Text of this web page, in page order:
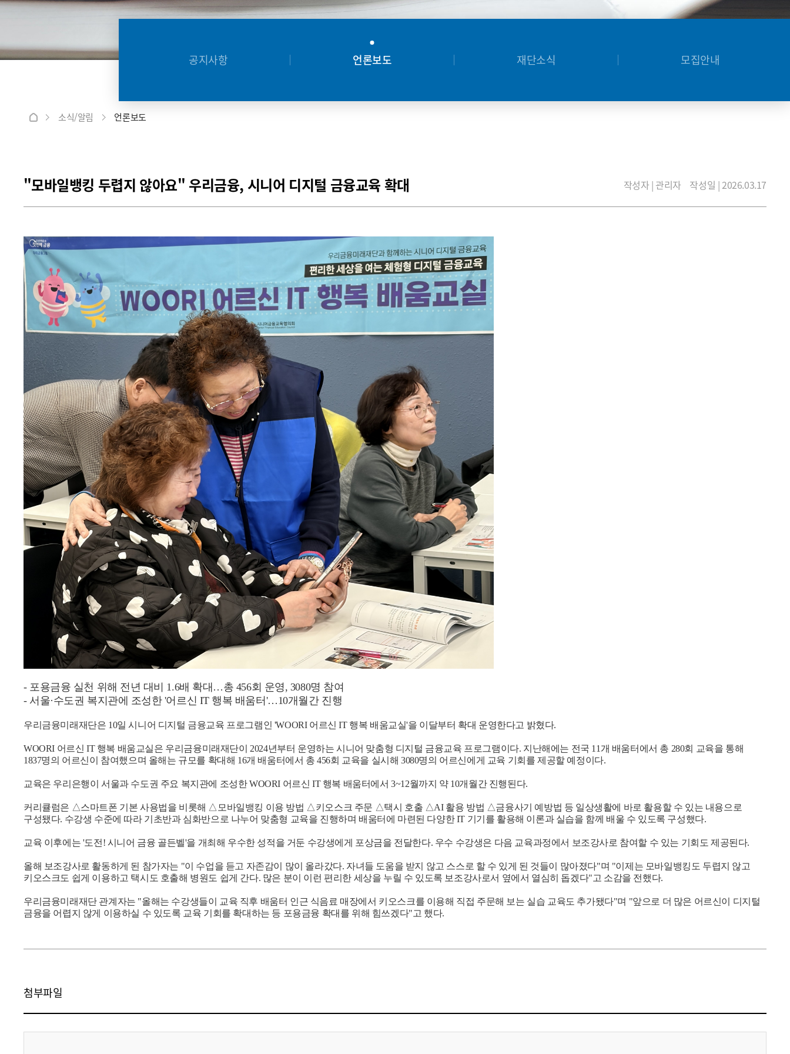
공지사항 언론보도 재단소식 모집안내
소식/알림 언론보도
"모바일뱅킹 두렵지 않아요" 우리금융, 시니어 디지털 금융교육 확대 작성자 | 관리자 작성일 | 2026.03.17
- 포용금융 실천 위해 전년 대비 1.6배 확대…총 456회 운영, 3080명 참여
- 서울·수도권 복지관에 조성한 '어르신 IT 행복 배움터'…10개월간 진행
우리금융미래재단은 10일 시니어 디지털 금융교육 프로그램인 'WOORI 어르신 IT 행복 배움교실'을 이달부터 확대 운영한다고 밝혔다.
WOORI 어르신 IT 행복 배움교실은 우리금융미래재단이 2024년부터 운영하는 시니어 맞춤형 디지털 금융교육 프로그램이다. 지난해에는 전국 11개 배움터에서 총 280회 교육을 통해
1837명의 어르신이 참여했으며 올해는 규모를 확대해 16개 배움터에서 총 456회 교육을 실시해 3080명의 어르신에게 교육 기회를 제공할 예정이다.
교육은 우리은행이 서울과 수도권 주요 복지관에 조성한 WOORI 어르신 IT 행복 배움터에서 3~12월까지 약 10개월간 진행된다.
커리큘럼은 △스마트폰 기본 사용법을 비롯해 △모바일뱅킹 이용 방법 △키오스크 주문 △택시 호출 △AI 활용 방법 △금융사기 예방법 등 일상생활에 바로 활용할 수 있는 내용으로
구성됐다. 수강생 수준에 따라 기초반과 심화반으로 나누어 맞춤형 교육을 진행하며 배움터에 마련된 다양한 IT 기기를 활용해 이론과 실습을 함께 배울 수 있도록 구성했다.
교육 이후에는 '도전! 시니어 금융 골든벨'을 개최해 우수한 성적을 거둔 수강생에게 포상금을 전달한다. 우수 수강생은 다음 교육과정에서 보조강사로 참여할 수 있는 기회도 제공된다.
올해 보조강사로 활동하게 된 참가자는 "이 수업을 듣고 자존감이 많이 올라갔다. 자녀들 도움을 받지 않고 스스로 할 수 있게 된 것들이 많아졌다"며 "이제는 모바일뱅킹도 두렵지 않고
키오스크도 쉽게 이용하고 택시도 호출해 병원도 쉽게 간다. 많은 분이 이런 편리한 세상을 누릴 수 있도록 보조강사로서 옆에서 열심히 돕겠다"고 소감을 전했다.
우리금융미래재단 관계자는 "올해는 수강생들이 교육 직후 배움터 인근 식음료 매장에서 키오스크를 이용해 직접 주문해 보는 실습 교육도 추가됐다"며 "앞으로 더 많은 어르신이 디지털
금융을 어렵지 않게 이용하실 수 있도록 교육 기회를 확대하는 등 포용금융 확대를 위해 힘쓰겠다"고 했다.
첨부파일